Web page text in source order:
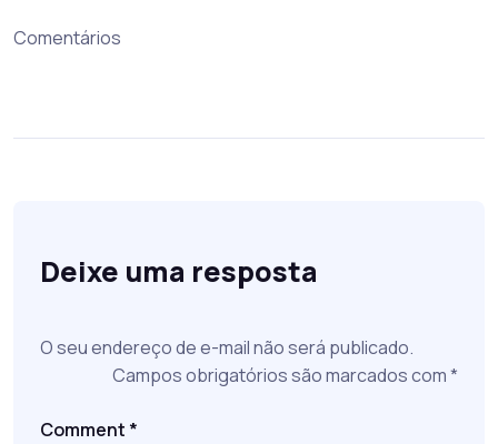
Comentários
Deixe uma resposta
O seu endereço de e-mail não será publicado.
Campos obrigatórios são marcados com*
Comment *